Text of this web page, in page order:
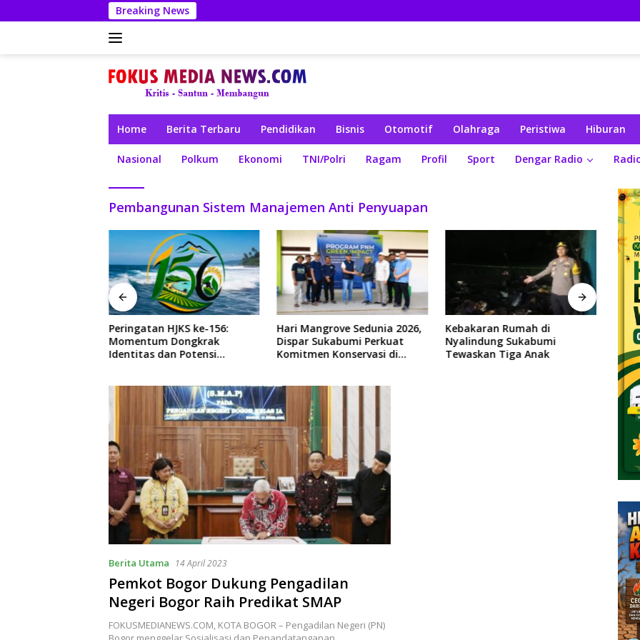
ke
Breaking News
Home Berita Terbaru Pendidikan Bisnis Otomotif Olahraga Peristiwa Hiburan
Nasional Polkum Ekonomi TNI/Polri Ragam Profil Sport Dengar Radio
Pembangunan Sistem Manajemen Anti Penyuapan
Hari Mangrove Sedunia 2026,
Dispar Sukabumi Perkuat
Komitmen Konservasi di
Kebakaran Rumah di
Nyalindung Sukabumi
Tewaskan Tiga Anak
Pemkab Sukabumi Dorong
Sektor Kelautan dan UMKM
Lewat Wisata Bahari
Berita Utama 14 April 2023
Pemkot Bogor Dukung Pengadilan
Negeri Bogor Raih Predikat SMAP
FOKUSMEDIANEWS.COM, KOTA BOGOR – Pengadilan Negeri (PN)